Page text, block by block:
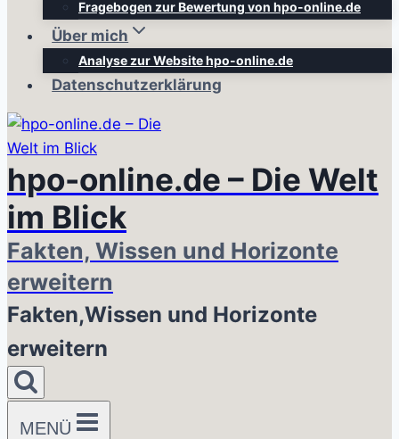
Fragebogen zur Bewertung von hpo-online.de
Über mich
Analyse zur Website hpo-online.de
Datenschutzerklärung
hpo-online.de – Die Welt
im Blick
Fakten, Wissen und Horizonte
erweitern
Fakten,Wissen und Horizonte
erweitern
MENÜ